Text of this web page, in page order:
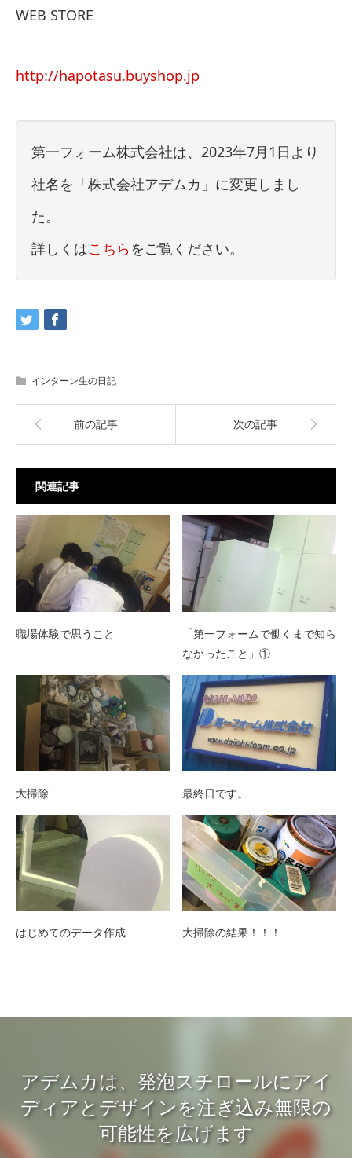
WEB STORE
http://hapotasu.buyshop.jp
第一フォーム株式会社は、2023年7月1日より
社名を「株式会社アデムカ」に変更しまし
た。
詳しくはこちら をご覧ください。
インターン生の日記
前の記事 次の記事
関連記事
職場体験で思うこと
「第一フォームで働くまで知ら
なかったこと」①
大掃除 最終日です。
はじめてのデータ作成 大掃除の結果！！！
アデムカは、発泡スチロールにアイ
ディアとデザインを注ぎ込み無限の
可能性を広げます